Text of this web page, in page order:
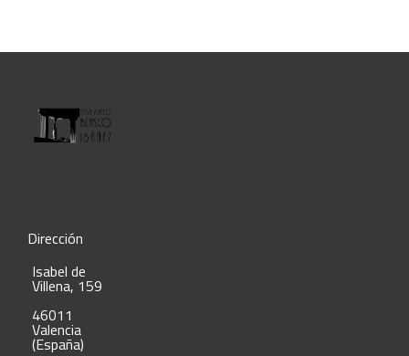
Dirección
Isabel de
Villena, 159
46011
Valencia
(España)